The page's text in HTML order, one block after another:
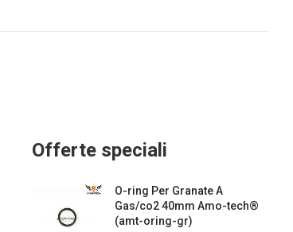
Offerte speciali
O-ring Per Granate A
Gas/co2 40mm Amo-tech®
(amt-oring-gr)